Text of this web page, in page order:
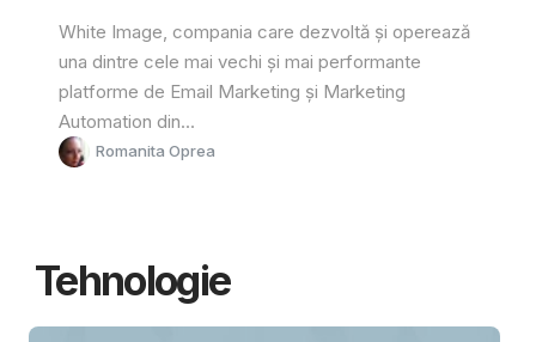
White Image, compania care dezvoltă și operează
una dintre cele mai vechi și mai performante
platforme de Email Marketing și Marketing
Automation din...
Romanita Oprea
Tehnologie